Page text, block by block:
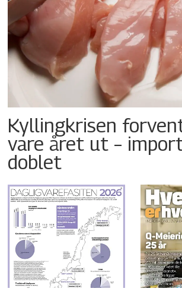
Kyllingkrisen
vare året ut –
doblet